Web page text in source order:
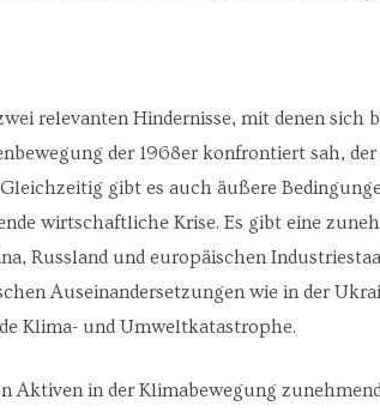
relevanten Hindernisse, mit denen sich
der 1968er konfrontiert sah,
gibt es auch äußere
wirtschaftliche Krise. Es gibt eine
Russland und europäischen
Auseinandersetzungen wie in der
Klima- und Umweltkatastrophe.
Aktiven in der Klimabewegung